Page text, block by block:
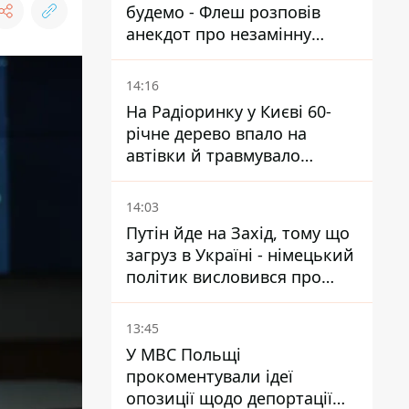
будемо - Флеш розповів
анекдот про незамінну
роботу зв’язківців на фронті
14:16
На Радіоринку у Києві 60-
річне дерево впало на
автівки й травмувало
людину - подробиці
14:03
Путін йде на Захід, тому що
загруз в Україні - німецький
політик висловився про
плани РФ
13:45
У МВС Польщі
прокоментували ідеї
опозиції щодо депортації